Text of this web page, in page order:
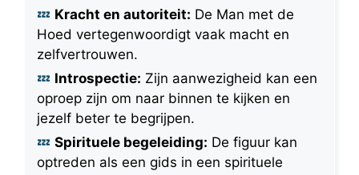
Kracht en autoriteit: De Man met de
Hoed vertegenwoordigt vaak macht en
zelfvertrouwen.
Introspectie: Zijn aanwezigheid kan een
oproep zijn om naar binnen te kijken en
jezelf beter te begrijpen.
Spirituele begeleiding: De figuur kan
optreden als een gids in een spirituele